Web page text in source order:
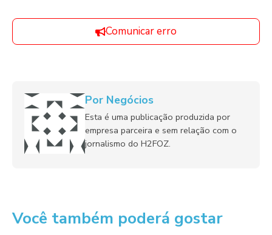
Comunicar erro
Por Negócios
Esta é uma publicação produzida por
empresa parceira e sem relação com o
jornalismo do H2FOZ.
Você também poderá gostar